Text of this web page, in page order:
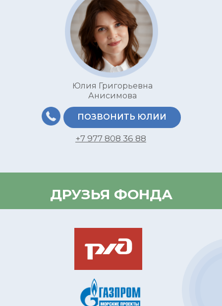
+7 977 808 36 88
ПОЗВОНИТЬ ЮЛИИ
Юлия Григорьевна
Анисимова
ДРУЗЬЯ ФОНДА